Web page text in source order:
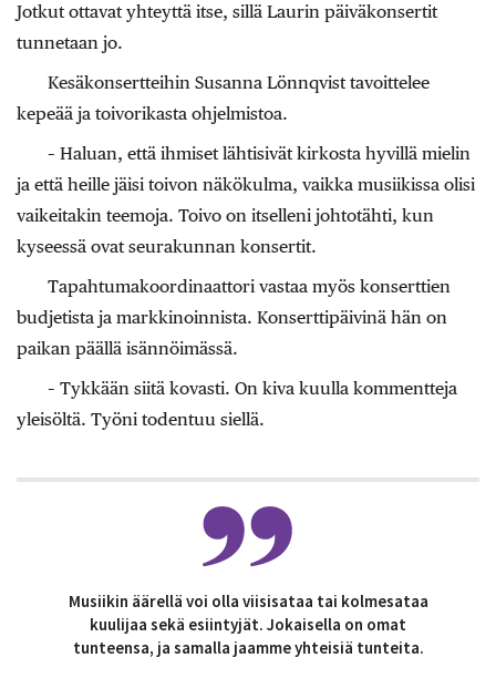
Jotkut ottavat yhteyttä itse, sillä Laurin päiväkonsertit
tunnetaan jo.
Kesäkonsertteihin Susanna Lönnqvist tavoittelee
kepeää ja toivorikasta ohjelmistoa.
– Haluan, että ihmiset lähtisivät kirkosta hyvillä mielin
ja että heille jäisi toivon näkökulma, vaikka musiikissa olisi
vaikeitakin teemoja. Toivo on itselleni johtotähti, kun
kyseessä ovat seurakunnan konsertit.
Tapahtumakoordinaattori vastaa myös konserttien
budjetista ja markkinoinnista. Konserttipäivinä hän on
paikan päällä isännöimässä.
– Tykkään siitä kovasti. On kiva kuulla kommentteja
yleisöltä. Työni todentuu siellä.
Musiikin äärellä voi olla viisisataa tai kolmesataa
kuulijaa sekä esiintyjät. Jokaisella on omat
tunteensa, ja samalla jaamme yhteisiä tunteita.